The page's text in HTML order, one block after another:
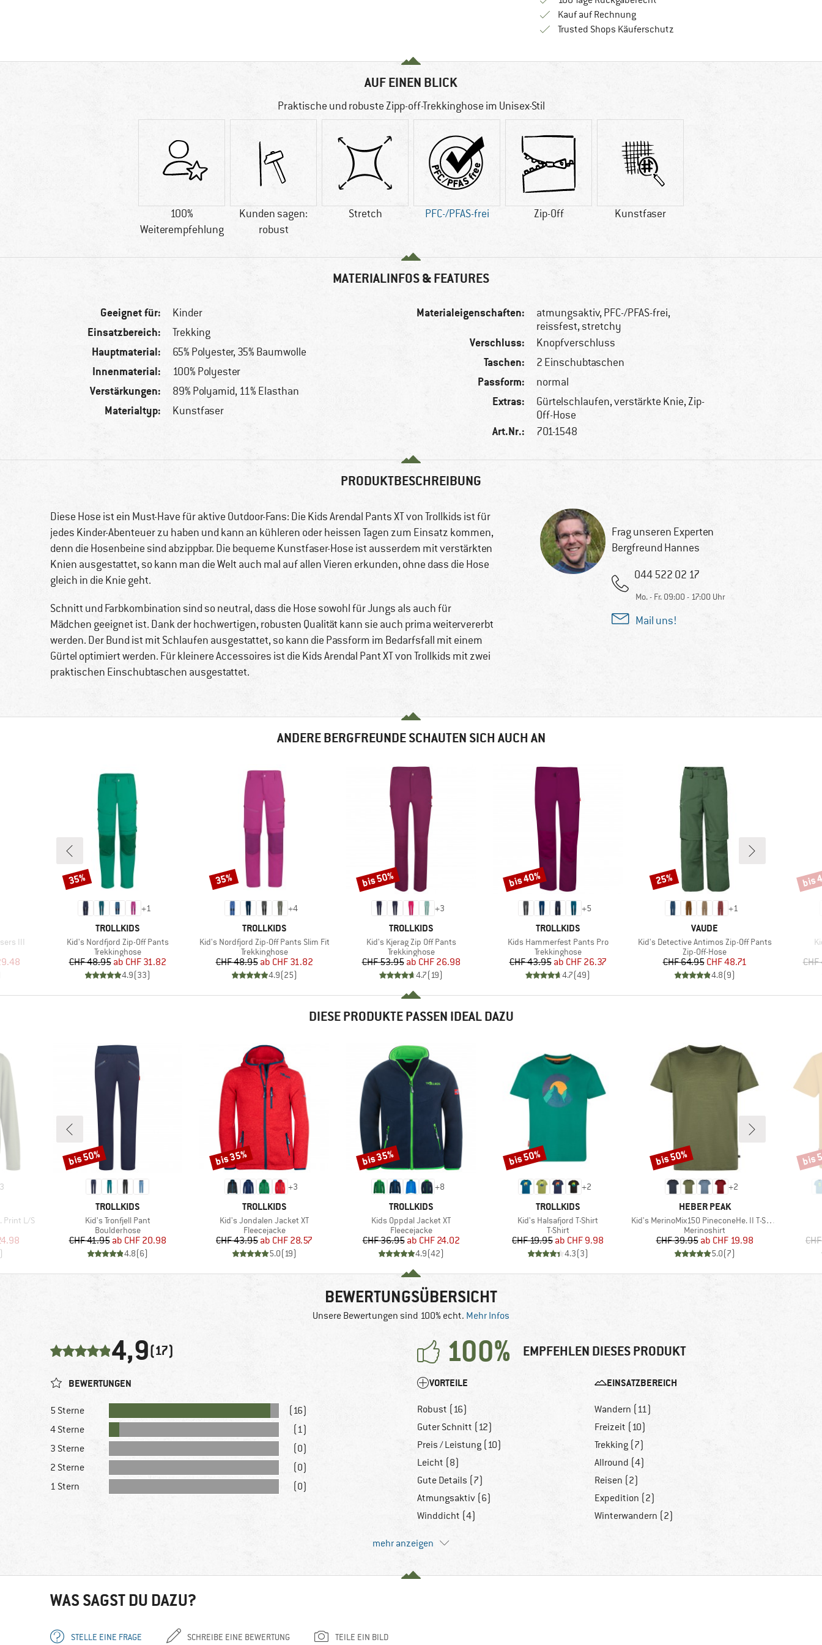
Kauf auf RechnungFinde die Zahlungs-Infos hier! Öffnet sich in
Trusted Shops KäuferschutzFinde alle Infos hier!
AUF EINEN BLICK
Praktische und robuste Zipp-off-Trekkinghose im Unisex-Stil
100%
Weiterempfehlung
Kunden sagen:
robust
Stretch PFC-/PFAS-frei Zip-Off Kunstfaser
MATERIALINFOS & FEATURES
Geeignet für: Kinder
Einsatzbereich: Trekking
Hauptmaterial: 65% Polyester, 35% Baumwolle
Innenmaterial: 100% Polyester
Verstärkungen: 89% Polyamid, 11% Elasthan
Materialtyp: Kunstfaser
Materialeigenschaften:
atmungsaktiv, PFC-/PFAS-frei,
reissfest, stretchy
Verschluss: Knopfverschluss
Taschen: 2 Einschubtaschen
Passform: normal
Extras:
Gürtelschlaufen, verstärkte Knie, Zip-
Off-Hose
Art.Nr.: 701-1548
PRODUKTBESCHREIBUNG
Diese Hose ist ein Must-Have für aktive Outdoor-Fans: Die Kids Arendal Pants XT von Trollkids ist für
jedes Kinder-Abenteuer zu haben und kann an kühleren oder heissen Tagen zum Einsatz kommen,
denn die Hosenbeine sind abzippbar. Die bequeme Kunstfaser-Hose ist ausserdem mit verstärkten
Knien ausgestattet, so kann man die Welt auch mal auf allen Vieren erkunden, ohne dass die Hose
gleich in die Knie geht.
Schnitt und Farbkombination sind so neutral, dass die Hose sowohl für Jungs als auch für
Mädchen geeignet ist. Dank der hochwertigen, robusten Qualität kann sie auch prima weitervererbt
werden. Der Bund ist mit Schlaufen ausgestattet, so kann die Passform im Bedarfsfall mit einem
Gürtel optimiert werden. Für kleinere Accessoires ist die Kids Arendal Pant XT von Trollkids mit zwei
praktischen Einschubtaschen ausgestattet.
Frag unseren Experten
Bergfreund Hannes
044 522 02 17
Mo. - Fr. 09:00 - 17:00 Uhr
Mail uns!
ANDERE BERGFREUNDE SCHAUTEN SICH AUCH AN
III
Preis
+1
MARKE
TROLLKIDS
Artikel
Kid's Nordfjord Zip-Off Pants
Produktgruppe
Trekkinghose
Preis
CHF 48.95 reduzierter Preis
ab CHF 31.82
4.9(33)
Rabatt
35%
+4
MARKE
TROLLKIDS
Artikel
Kid's Nordfjord Zip-Off Pants Slim Fit
Produktgruppe
Trekkinghose
Preis
CHF 48.95 reduzierter Preis
ab CHF 31.82
4.9(25)
Rabatt
35%
+3
MARKE
TROLLKIDS
Artikel
Kid's Kjerag Zip Off Pants
Produktgruppe
Trekkinghose
Preis
CHF 53.95 reduzierter Preis
ab CHF 26.98
4.7(19)
Rabatt
bis 50%
+5
MARKE
TROLLKIDS
Artikel
Kids Hammerfest Pants Pro
Produktgruppe
Trekkinghose
Preis
CHF 43.95 reduzierter Preis
ab CHF 26.37
4.7(49)
Rabatt
bis 40%
+1
MARKE
VAUDE
Artikel
Kid's Detective Antimos Zip-Off Pants
Produktgruppe
Zip-Off-Hose
Preis
CHF 64.95reduzierter Preis
CHF 48.71
4.8(9)
Rabatt
25% bis
DIESE PRODUKTE PASSEN IDEAL DAZU
3
Print L/S
Preis
MARKE
TROLLKIDS
Artikel
Kid's Tronfjell Pant
Produktgruppe
Boulderhose
Preis
CHF 41.95 reduzierter Preis
ab CHF 20.98
4.8(6)
Rabatt
bis 50%
+3
MARKE
TROLLKIDS
Artikel
Kid's Jondalen Jacket XT
Produktgruppe
Fleecejacke
Preis
CHF 43.95 reduzierter Preis
ab CHF 28.57
5.0(19)
Rabatt
bis 35%
+8
MARKE
TROLLKIDS
Artikel
Kids Oppdal Jacket XT
Produktgruppe
Fleecejacke
Preis
CHF 36.95 reduzierter Preis
ab CHF 24.02
4.9(42)
Rabatt
bis 35%
+2
MARKE
TROLLKIDS
Artikel
Kid's Halsafjord T-Shirt
Produktgruppe
T-Shirt
Preis
CHF 19.95 reduzierter Preis
ab CHF 9.98
4.3(3)
Rabatt
bis 50%
+2
MARKE
HEBER PEAK
Artikel
Kid's MerinoMix150 PineconeHe. II T-Shirt
Produktgruppe
Merinoshirt
Preis
CHF 39.95 reduzierter Preis
ab CHF 19.98
5.0(7)
Rabatt
bis 50% bis
BEWERTUNGSÜBERSICHT
Unsere Bewertungen sind 100% echt. Mehr Infos
4,9(17) 100% EMPFEHLEN DIESES PRODUKT
BEWERTUNGEN
5 Sterne
(16)
4 Sterne
(1)
3 Sterne
(0)
2 Sterne
(0)
1 Stern
(0)
VORTEILE
Robust (16)
Guter Schnitt (12)
Preis / Leistung (10)
Leicht (8)
Gute Details (7)
Atmungsaktiv (6)
Winddicht (4)
EINSATZBEREICH
Wandern (11)
Freizeit (10)
Trekking (7)
Allround (4)
Reisen (2)
Expedition (2)
Winterwandern (2)
mehr anzeigen
WAS SAGST DU DAZU?
STELLE EINE FRAGE SCHREIBE EINE BEWERTUNG TEILE EIN BILD